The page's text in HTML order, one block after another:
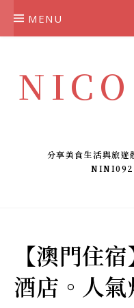
MENU
NICO
分享美食生活與旅遊
【澳門住
酒店。人